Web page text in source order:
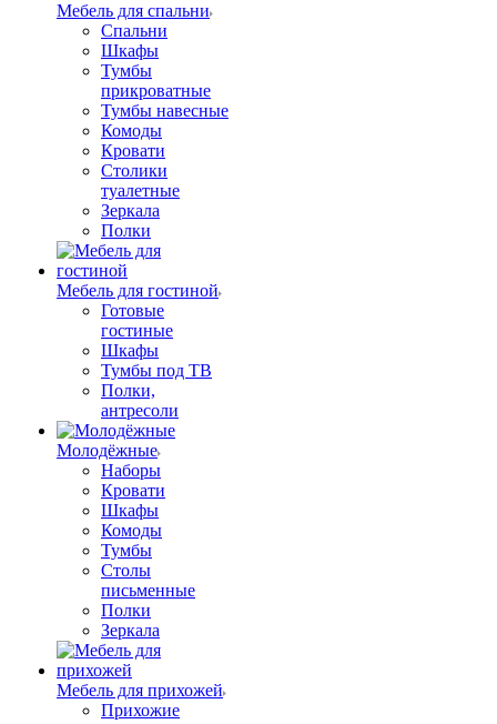
Мебель для спальни
Спальни
Шкафы
Тумбы
прикроватные
Тумбы навесные
Комоды
Кровати
Столики
туалетные
Зеркала
Полки
Мебель для гостиной
Готовые
гостиные
Шкафы
Тумбы под ТВ
Полки,
антресоли
Молодёжные
Наборы
Кровати
Шкафы
Комоды
Тумбы
Столы
письменные
Полки
Зеркала
Мебель для прихожей
Прихожие